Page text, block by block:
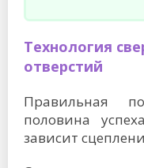
Технология
отверстий
Правильная
половина
зависит